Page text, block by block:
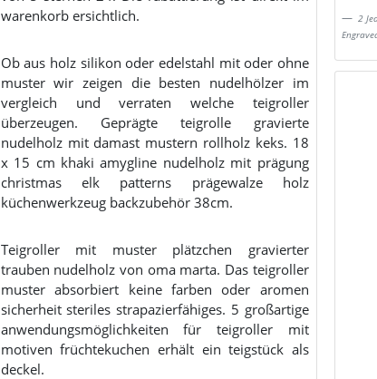
warenkorb ersichtlich.
Ob aus holz silikon oder edelstahl mit oder ohne
muster wir zeigen die besten nudelhölzer im
vergleich und verraten welche teigroller
überzeugen. Geprägte teigrolle gravierte
nudelholz mit damast mustern rollholz keks. 18
x 15 cm khaki amygline nudelholz mit prägung
christmas elk patterns prägewalze holz
küchenwerkzeug backzubehör 38cm.
Teigroller mit muster plätzchen gravierter
trauben nudelholz von oma marta. Das teigroller
muster absorbiert keine farben oder aromen
sicherheit steriles strapazierfähiges. 5 großartige
anwendungsmöglichkeiten für teigroller mit
motiven früchtekuchen erhält ein teigstück als
deckel.
2